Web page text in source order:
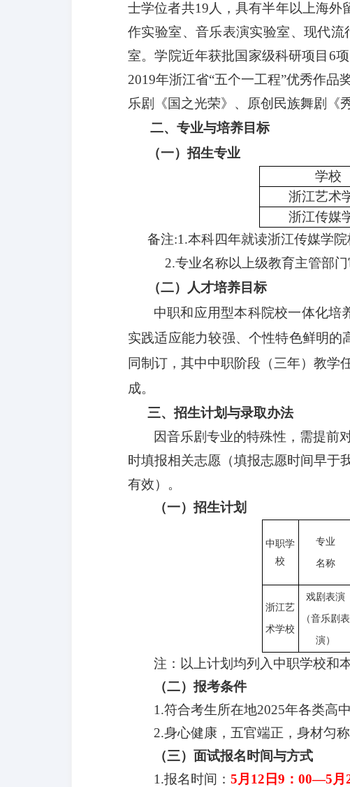
士学位者共19人，具有半年以上海外
作实验室、音乐表演实验室、现代
室。学院近年获批国家级科研项目6
2019年浙江省“五个一工程”优秀作
乐剧《国之光荣》、原创民族舞剧《
二、专业与培养目标
（一）招生专业
学校
浙江艺术
浙江传媒
备注:1.本科四年就读浙江传媒学院
2.专业名称以上级教育主管部门
（二）人才培养目标
中职和应用型本科院校一体化培
实践适应能力较强、个性特色鲜明
同制订，其中中职阶段（三年）教学
成。
三、招生计划与录取办法
因音乐剧专业的特殊性， 需提前
时填报相关志愿（填报志愿时间早于
有效）。
（一）招生计划
中职学
校
专业
名称
浙江艺
术学校
戏剧表演
（音乐剧表
演）
注：以上计划均列入中职学校和
（二）报考条件
1.符合考生所在地2025年各类高
2.身心健康，五官端正，身材匀
（三）面试报名时间与方式
1.报名时间： 5月 12 日9：00—5月